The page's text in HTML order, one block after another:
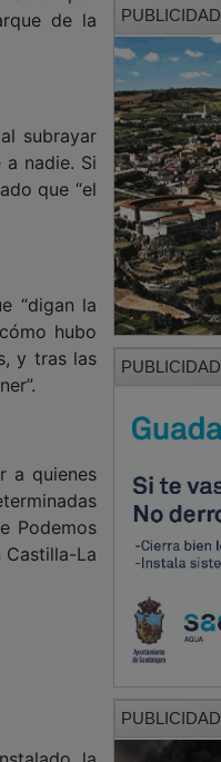
de la
subrayar
nadie. Si
que “el
“digan la
hubo
y tras las
a quienes
Podemos
Castilla-La
PUBLICIDAD
PUBLICIDAD
PUBLICIDAD